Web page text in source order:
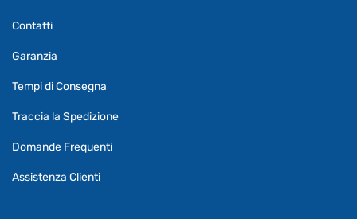
Contatti
Garanzia
Tempi di Consegna
Traccia la Spedizione
Domande Frequenti
Assistenza Clienti